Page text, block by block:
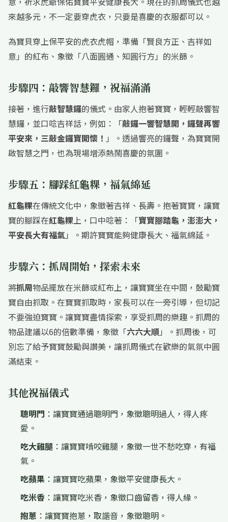
來越多元，不一定要穿虎衣，只要是喜慶的衣服都可以。
為寶貝穿上保平安的虎衣虎帽，準備「賢良方正、吉祥如
意」的紅布、象徵「八面圓通、知圓行方」的米篩。
步驟四：敲響智慧鑼，祝福滿滿
接著，進行敲智慧鑼的儀式。由家人抱著寶寶，輕輕敲響智
慧鑼，並口唸吉祥話，例如：「敲鑼一響智慧開，鑼聲再響
平安來，三敲金鑼寶開懷！ 」。透過響亮的鑼聲，為寶寶開
啟智慧之門，也為現場增添熱鬧喜慶的氛圍。
步驟五：腳踩紅龜粿，福氣綿延
紅龜粿在傳統文化中，象徵著吉祥、長壽。抱著寶寶，讓寶
寶的腳踩在紅龜粿上，口中唸著：「寶寶腳踏龜，澎澎大，
平安長大有福氣」。期許寶寶能夠健康長大、福氣綿延。
步驟六：抓周開始，探索未來
將抓周物品擺放在米篩或紅布上，讓寶寶坐在中間，鼓勵寶
寶自由抓取。在寶寶抓取時，家長可以在一旁引導，但切記
不要強迫寶寶。讓寶寶盡情探索，享受抓周的樂趣。抓周的
物品建議以6的倍數準備，象徵「六六大順」。抓周後，可
別忘了給予寶寶鼓勵與讚美，讓抓周儀式在歡樂的氣氛中圓
滿結束。
其他祝福儀式
聰明門 ：讓寶寶通過聰明門，象徵聰明過人，得人疼
愛。
吃大雞腿 ：讓寶寶啃咬雞腿，象徵一世不愁吃穿，有福
氣。
吃蘋果 ：讓寶寶吃蘋果，象徵平安健康長大。
吃米香 ：讓寶寶吃米香，象徵口齒留香，得人緣。
抱蔥 ：讓寶寶抱蔥，取諧音，象徵聰明。